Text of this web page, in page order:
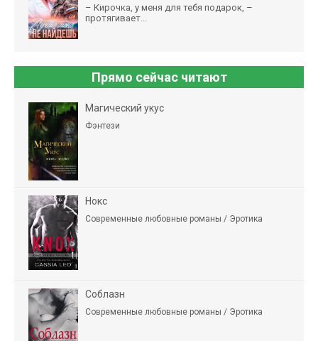
– Кирочка, у меня для тебя подарок, –
протягивает...
Прямо сейчас читают
Магический укус
Фэнтези
Нокс
Современные любовные романы / Эротика
Соблазн
Современные любовные романы / Эротика